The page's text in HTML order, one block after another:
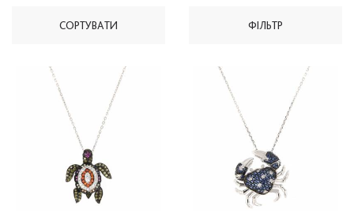
СОРТУВАТИ ФІЛЬТР